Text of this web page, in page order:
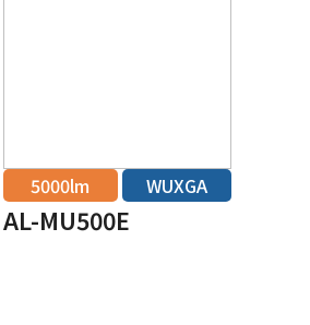
5000lm WUXGA
AL-MU500E